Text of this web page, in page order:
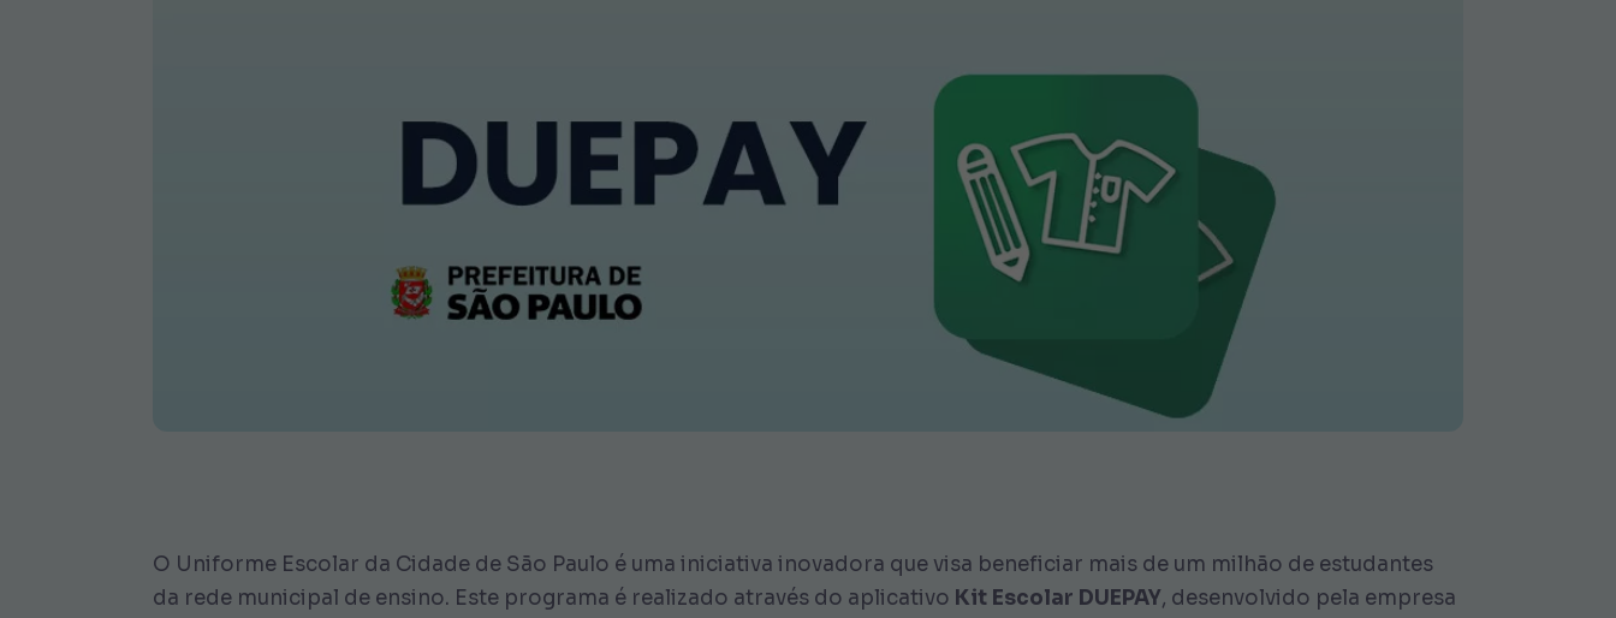
O Uniforme Escolar da Cidade de São Paulo é uma iniciativa inovadora que visa beneficiar mais de um milhão de estudantes
da rede municipal de ensino. Este programa é realizado através do aplicativo Kit Escolar DUEPAY, desenvolvido pela empresa